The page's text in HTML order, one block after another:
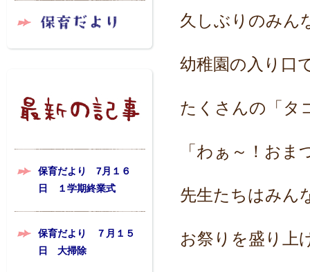
保育だより 7月１６
日 １学期終業式
保育だより ７月１５
日 大掃除
久しぶりのみん
幼稚園の入り口
たくさんの「タ
「わぁ～！お
先生たちはみん
お祭りを盛り上